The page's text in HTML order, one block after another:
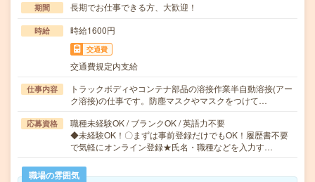
期間 長期でお仕事できる方、大歓迎！
時給 時給1600円
交通費
交通費規定内支給
仕事内容
トラックボディやコンテナ部品の溶接作業半自動溶接(アー
ク溶接)の仕事です。防塵マスクやマスクをつけて…
応募資格
職種未経験OK / ブランクOK / 英語力不要
◆未経験OK！〇まずは事前登録だけでもOK！履歴書不要
で気軽にオンライン登録★氏名・職種などを入力す…
職場の雰囲気